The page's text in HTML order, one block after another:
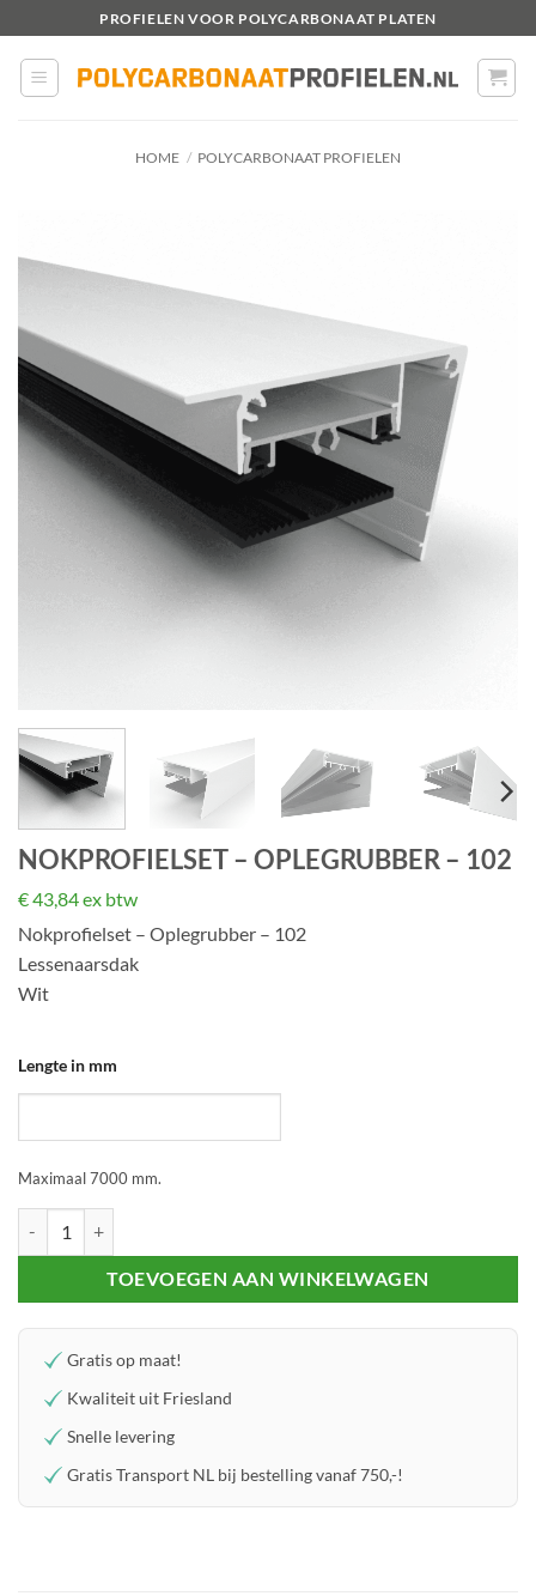
naar
inhoud
PROFIELEN VOOR POLYCARBONAAT PLATEN
HOME / POLYCARBONAAT PROFIELEN
NOKPROFIELSET – OPLEGRUBBER – 102
€43,84ex btw
Nokprofielset – Oplegrubber – 102
Lessenaarsdak
Wit
Lengte in mm
Maximaal 7000 mm.
TOEVOEGEN AAN WINKELWAGEN
Gratis op maat!
Kwaliteit uit Friesland
Snelle levering
Gratis Transport NL bij bestelling vanaf 750,-!